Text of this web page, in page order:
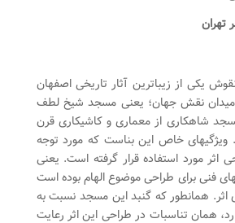
تهران
یکی از زیباترین آثار تاریخی اصفهان
نقش جهان؛ یعنی مسجد شیخ لطف
شاهکاری از معماری و کاشی‏کاری قرن
خاص این بناست که مورد توجه
اثر مورد استفاده قرار گرفته است. یعنی
فنی برای طراحی موضوع الهام بوده است
اثر. همانطور که گنبد این مسجد نسبت به
همان تناسبات در طراحی این اثر رعایت